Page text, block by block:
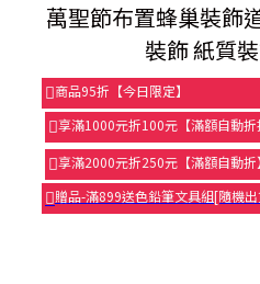
萬聖節布置蜂巢裝飾
裝飾 紙質
商品95折【今日限定】
享滿1000元折100元【滿額自動折
享滿2000元折250元【滿額自動折】
贈品-滿899送色鉛筆文具組[隨機